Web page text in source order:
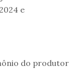
e
do produtor